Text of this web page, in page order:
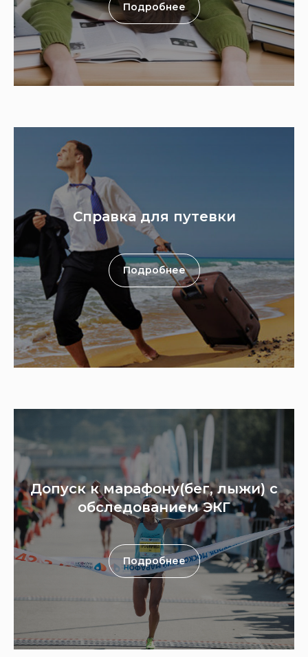
Подробнее
Справка для путевки
Подробнее
Допуск к марафону(бег, лыжи) с
обследованием ЭКГ
Подробнее